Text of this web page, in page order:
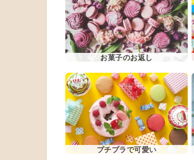
お菓子のお返し
プチプラで可愛い